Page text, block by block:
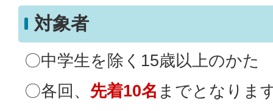
対象者
〇中学生を除く15歳以上のかた
〇各回、 先着10名 までとなりま